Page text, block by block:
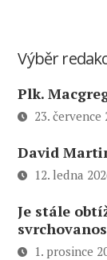
Výběr
Plk.
23. července
David
12. ledna
Je stále
1. prosince